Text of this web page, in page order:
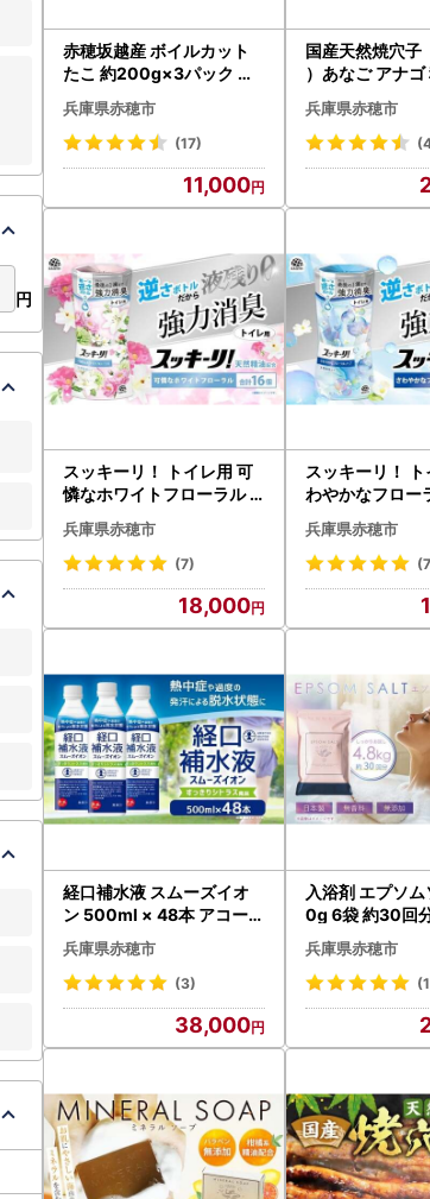
赤穂坂越産 ボイルカット
たこ 約200g×3パック 合
計：600g タコ 蛸 海鮮 魚
介
兵庫県赤穂市
(17)
11,000
国産天然焼穴子
）あなご アナゴ
兵庫県赤穂市
スッキーリ！ トイレ用 可
憐なホワイトフローラル 1
6個 【2026年2月下旬より
順次発送予定】 アース製
薬 消臭剤 トイレ 大容量
兵庫県赤穂市
(7)
18,000
スッキーリ！ ト
わやかなフロー
16個 【2026年2月下旬よ
り順次発送予定
製薬 消臭剤 トイ
兵庫県赤穂市
経口補水液 スムーズイオ
ン 500ml × 48本 アコール
スポーツドリンク 熱中症
対策 健康 飲料 ドリンク ペ
ットボトル
兵庫県赤穂市
(3)
38,000
入浴剤 エプソ
0g 6袋 約30回
活 硫酸マグネシ
製造
兵庫県赤穂市
円